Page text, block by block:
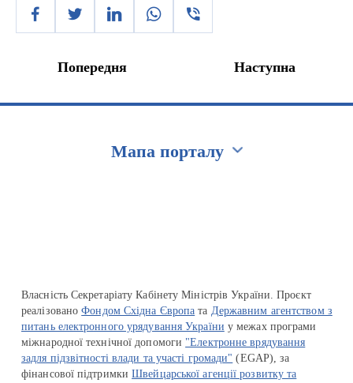
Попередня Наступна
Мапа порталу
Власність Секретаріату Кабінету Міністрів України. Проєкт
реалізованоФондом Східна Європа та Державним агентством з
питань електронного урядування України у межах програми
міжнародної технічної допомоги "Електронне врядування
задля підзвітності влади та участі громади" (EGAP), за
фінансової підтримкиШвейцарської агенції розвитку та